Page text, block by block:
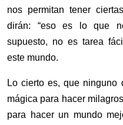
nos permitan tener
dirán: “eso es lo que
supuesto, no es tarea
este mundo.
Lo cierto es, que ninguno
mágica para hacer
para hacer un mundo